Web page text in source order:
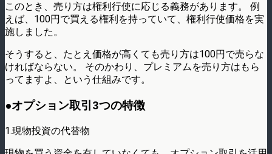
このとき、売り方は権利行使に応じる義務があります。 例
えば、100円で買える権利を持っていて、権利行使価格を実
施しました。
そうすると、たとえ価格が高くても売り方は100円で売らな
ければならない。 そのかわり、プレミアムを売り方はもら
ってますよ、という仕組みです。
●オプション取引3つの特徴
1.現物投資の代替物